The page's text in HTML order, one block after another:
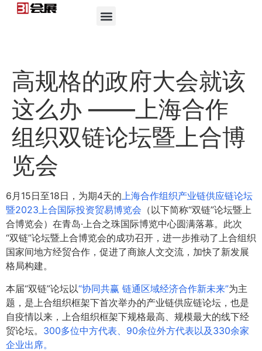
高规格的政府大会就该
这么办 ——上海合作
组织双链论坛暨上合博
览会
6月15日至18日，为期4天的上海合作组织产业链供应链论坛
暨2023上合国际投资贸易博览会 （以下简称“双链”论坛暨上
合博览会）在青岛·上合之珠国际博览中心圆满落幕。此次
“双链”论坛暨上合博览会的成功召开，进一步推动了上合组织
国家间地方经贸合作，促进了商旅人文交流，加快了新发展
格局构建。
本届“双链”论坛以“协同共赢 链通区域经济合作新未来”为主
题，是上合组织框架下首次举办的产业链供应链论坛，也是
自疫情以来，上合组织框架下规格最高、规模最大的线下经
贸论坛。 300多位中方代表、90余位外方代表以及330余家
企业出席。